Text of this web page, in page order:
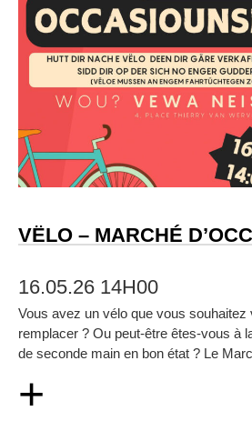
VËLO – MARCHÉ
16.05.26 14H00
Vous avez un vélo que vous souhaitez
remplacer ? Ou peut‑être êtes‑vous à
de seconde main en bon état ? Le
+